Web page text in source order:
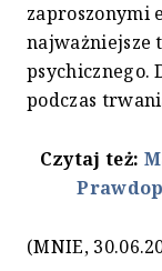
zaproszonymi
najważniejsze
psychicznego.
podczas
Czytaj też:
(MNIE,